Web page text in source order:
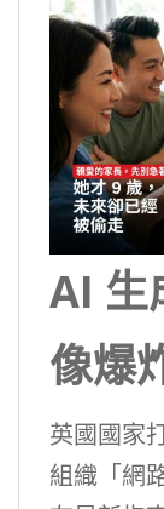
AI 生
像爆
英國國家
組織「網